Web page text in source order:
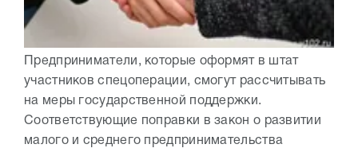
Предприниматели, которые оформят в штат
участников спецоперации, смогут рассчитывать
на меры государственной поддержки.
Соответствующие поправки в закон о развитии
малого и среднего предпринимательства